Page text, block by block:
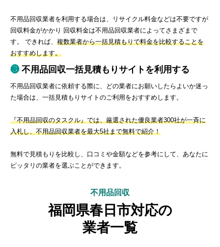
不用品回収業者を利用する場合は、リサイクル料金などは不要ですが
回収料金がかかり 回収料金は不用品回収業者によってさまざまで
す。 できれば、 複数業者から一括見積もりで料金を比較することを
おすすめします。
不用品回収一括見積もりサイトを利用する
不用品回収業者に依頼する際に、どの業者にお願いしたらよいか迷っ
た場合は、一括見積もりサイトのご利用をおすすめします。
『不用品回収のタスクル』では、厳選された優良業者300社が一斉に
入札し、不用品回収業者を最大5社まで無料で紹介！
無料で見積もりを比較し、口コミや金額などを参考にして、あなたに
ピッタリの業者を選ぶことができます。
不用品回収
福岡県春日市対応の
業者一覧